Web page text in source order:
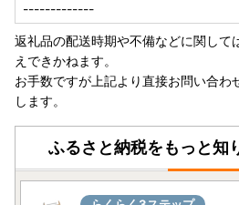
-------------
返礼品の配送時期や不備などに関して
えできかねます。
お手数ですが上記より直接お問い合わ
します。
ふるさと納税をもっと知